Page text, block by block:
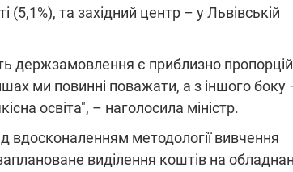
та західний центр – у Львівській
держзамовлення є приблизно
ми повинні поважати, а з іншого боку
освіта", – наголосила міністр.
вдосконаленням методології вивчення
виділення коштів на